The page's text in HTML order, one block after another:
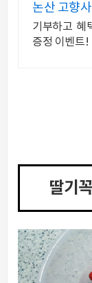
논산 고향
기부하고 혜
증정 이벤트!
딸기